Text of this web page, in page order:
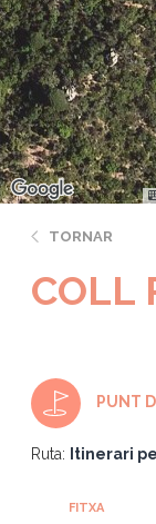
TORNAR
COLL
PUNT
Ruta: Itinerari
FITXA